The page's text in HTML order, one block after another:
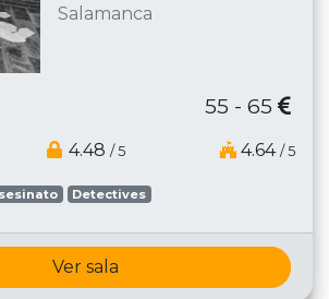
Salamanca
55 - 65
4.48 / 5 4.64 / 5
Detectives
Ver sala